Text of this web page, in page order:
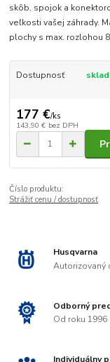
skôb, spojok a
veľkosti vašej záhrady.
plochy s max. rozlohou
Dostupnosť
177 €/ks
143,90 € bez DPH
Číslo produktu:
Strážiť cenu / dostupnosť
Husqvarna
Autorizovaný
Odborný
Od roku 1996
Individuálny